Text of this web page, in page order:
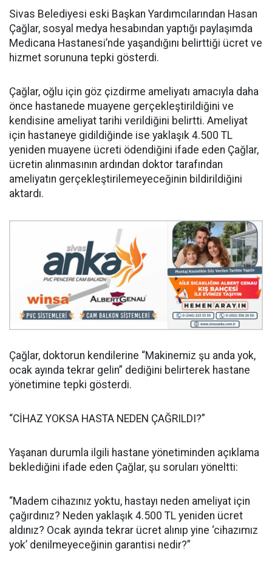
Sivas Belediyesi eski Başkan Yardımcılarından Hasan
Çağlar, sosyal medya hesabından yaptığı paylaşımda
Medicana Hastanesi’nde yaşandığını belirttiği ücret ve
hizmet sorununa tepki gösterdi.
Çağlar, oğlu için göz çizdirme ameliyatı amacıyla daha
önce hastanede muayene gerçekleştirildiğini ve
kendisine ameliyat tarihi verildiğini belirtti. Ameliyat
için hastaneye gidildiğinde ise yaklaşık 4.500 TL
yeniden muayene ücreti ödendiğini ifade eden Çağlar,
ücretin alınmasının ardından doktor tarafından
ameliyatın gerçekleştirilemeyeceğinin bildirildiğini
aktardı.
Çağlar, doktorun kendilerine “Makinemiz şu anda yok,
ocak ayında tekrar gelin” dediğini belirterek hastane
yönetimine tepki gösterdi.
“CİHAZ YOKSA HASTA NEDEN ÇAĞRILDI?”
Yaşanan durumla ilgili hastane yönetiminden açıklama
beklediğini ifade eden Çağlar, şu soruları yöneltti:
“Madem cihazınız yoktu, hastayı neden ameliyat için
çağırdınız? Neden yaklaşık 4.500 TL yeniden ücret
aldınız? Ocak ayında tekrar ücret alınıp yine ‘cihazımız
yok’ denilmeyeceğinin garantisi nedir?”